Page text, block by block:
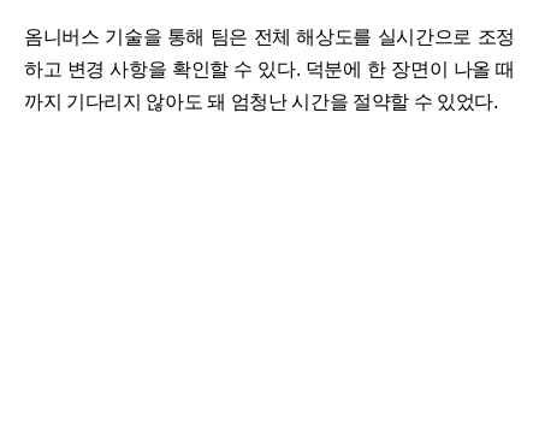
옴니버스 기술을 통해 팀은 전체 해상도를 실시간으로 조정
하고 변경 사항을 확인할 수 있다. 덕분에 한 장면이 나올 때
까지 기다리지 않아도 돼 엄청난 시간을 절약할 수 있었다.